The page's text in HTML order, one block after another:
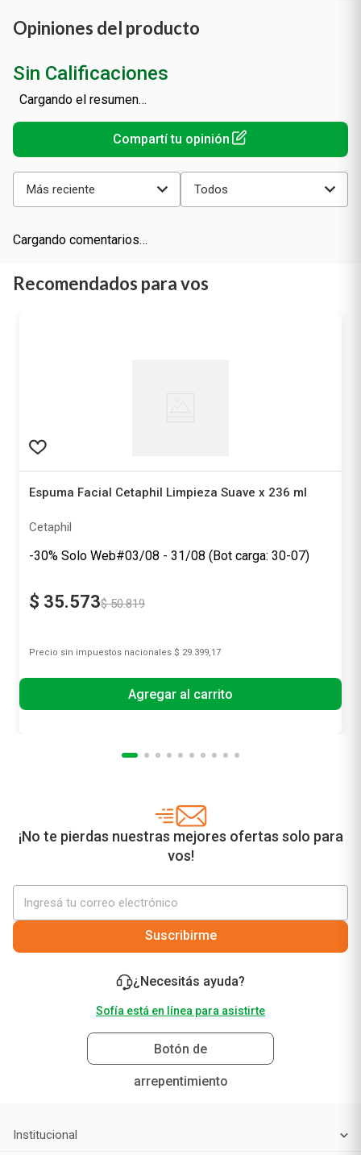
Opiniones del producto
Sin Calificaciones
Cargando el resumen…
Más reciente Todos
Cargando comentarios…
Recomendados para vos
Espuma Facial Cetaphil Limpieza Suave x 236 ml
Cetaphil
-30% Solo Web#03/08 - 31/08 (Bot carga: 30-07)
$ 35.573$ 50.819
Precio sin impuestos nacionales $ 29.399,17
Agregar al carrito
¡No te pierdas nuestras mejores ofertas solo para
vos!
Suscribirme
¿Necesitás ayuda?
Sofía está en línea para asistirte
Botón de
arrepentimiento
Institucional